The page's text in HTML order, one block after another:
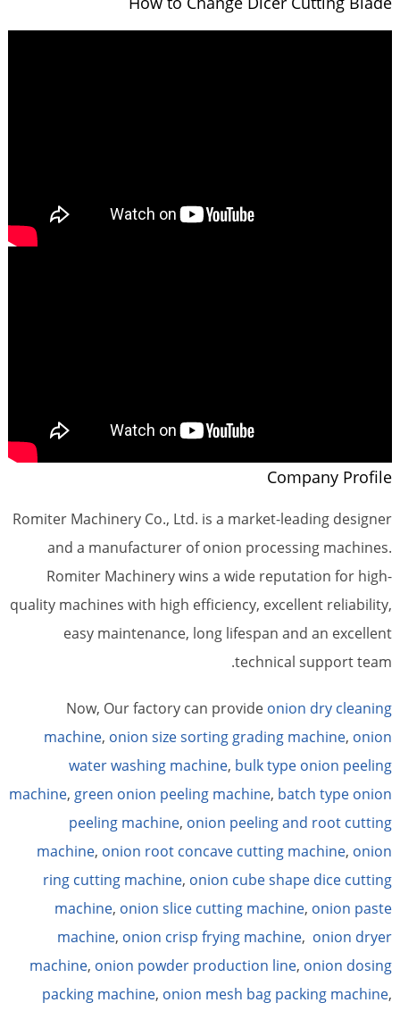
Company Profile
Romiter Machinery Co., Ltd. is a market-leading designer
and a manufacturer of onion processing machines.
Romiter Machinery wins a wide reputation for high-
quality machines with high efficiency, excellent reliability,
easy maintenance, long lifespan and an excellent
technical support team.
Now, Our factory can provide onion dry cleaning
machine, onion size sorting grading machine, onion
water washing machine, bulk type onion peeling
machine, green onion peeling machine, batch type onion
peeling machine, onion peeling and root cutting
machine, onion root concave cutting machine, onion
ring cutting machine, onion cube shape dice cutting
machine, onion slice cutting machine, onion paste
machine, onion crisp frying machine, onion dryer
machine, onion powder production line, onion dosing
packing machine, onion mesh bag packing machine,